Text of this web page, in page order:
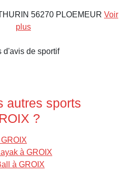
56270 PLOEMEUR Voir
plus
d'avis de sportif
autres sports
?
à GROIX
à GROIX